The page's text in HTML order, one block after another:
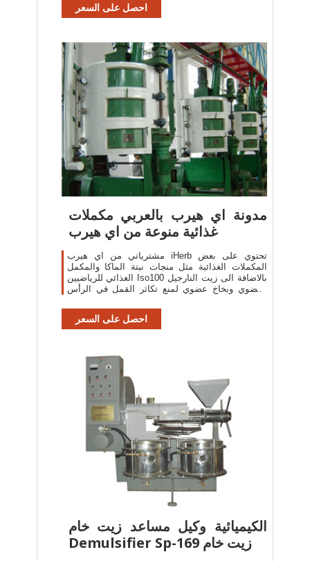
احصل على السعر
مدونة اي هيرب بالعربي مكملات
غذائية منوعة من اي هيرب
مشترياتي من اي هيرب iHerb تحتوي على بعض
المكملات الغذائية مثل منجات نبتة الماكا والمكمل
الغذائي للرياضيين Iso100 بالاضافة الى زيت النارجيل
العضوي وبخاخ عضوي لمنع تكاثر القمل في الرأس
احصل على السعر
الكيميائية وكيل مساعد زيت خام
Demulsifier Sp-169 زيت خام